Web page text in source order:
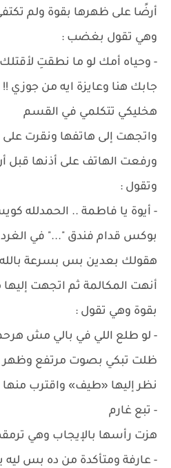
أرضًا على ظهرها بقوة ولم
وهي تقول بغضب :
- وحياه أمك لو ما نطقتِ لأقتلك
جابك هنا وعايزة ايه من
هخليكي تتكلمي في القسم
واتجهت إلى هاتفها ونقرت
ورفعت الهاتف على أذنها قبل
وتقول :
- أيوة يا فاطمة .. الحمدلله
بوكس قدام فندق "..." في
هقولك بعدين بس بسرعة
أنهت المكالمة ثم اتجهت
بقوة وهي تقول :
- لو طلع اللي في بالي مش
ظلت تبكي بصوت مرتفع وظهر
نظر إليها «طيف» واقترب
- تبع غارم
هزت رأسها بالإيجاب وهي
- عارفة ومتأكدة من ده بس